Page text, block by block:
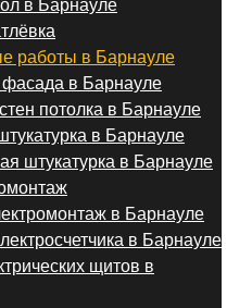
в Барнауле
работы в Барнауле
фасада в Барнауле
потолка в Барнауле
в Барнауле
штукатурка в Барнауле
в Барнауле
в Барнауле
щитов в